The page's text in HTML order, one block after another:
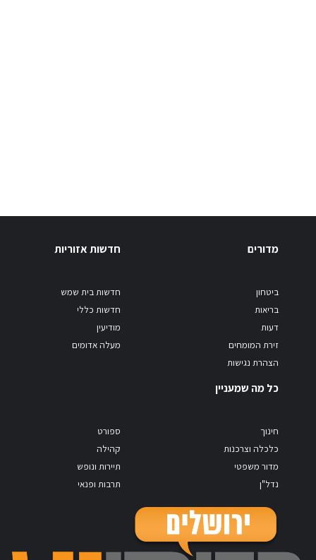
מדורים
ביטחון
בריאות
דעות
זירת המומחים
הצהרת נגישות
חדשות אזוריות
חדשות בית שמש
חדשות כללי
מודיעין
מעלה אדומים
כל מה שמעניין
חינוך
כלכלה וצרכנות
מדור משפטי
נדל"ן
ספורט
קהילה
תיירות ונופש
תרבות ופנאי